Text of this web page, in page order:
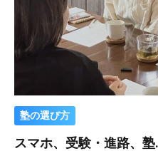
塾の選び方
スマホ、受験・進路、